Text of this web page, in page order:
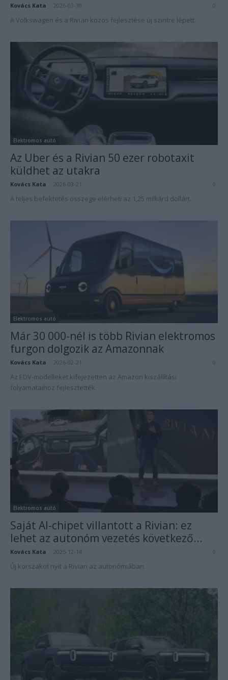
Kovács Kata 2026-03-30 0
A Volkswagen és a Rivian közös fejlesztése új szintre lépett.
Elektromos autó
Az Uber és a Rivian 50 ezer robotaxit
küldhet az utakra
Kovács Kata 2026-03-21 0
A teljes befektetés összege elérheti az 1,25 milliárd dollárt.
Elektromos autó
Már 30 000-nél is több Rivian elektromos
furgon dolgozik az Amazonnak
Kovács Kata 2026-02-21 0
Az EDV-modelleket kifejezetten az Amazon kiszállítási
folyamataihoz fejlesztették.
Elektromos autó
Saját AI-chipet villantott a Rivian: ez
lehet az autonóm vezetés következő...
Kovács Kata 2025-12-14 0
Új korszakot nyit a Rivian az autonómiában.